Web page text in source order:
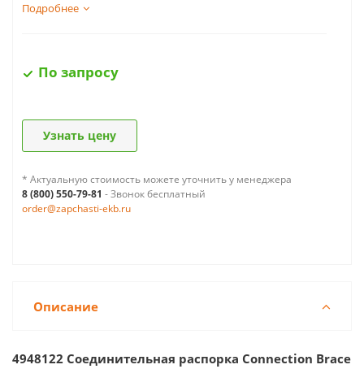
Подробнее
По запросу
Узнать цену
* Актуальную стоимость можете уточнить у менеджера
8 (800) 550-79-81 - Звонок бесплатный
order@zapchasti-ekb.ru
Описание
4948122 Соединительная распорка Connection Brace